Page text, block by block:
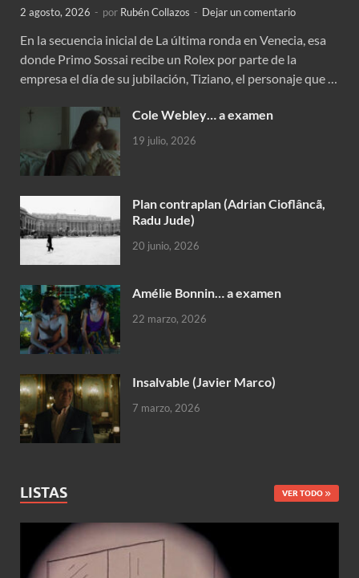
2 agosto, 2026 - por Rubén Collazos - Dejar un comentario
En la secuencia inicial de La última ronda en Venecia, esa
donde Primo Sossai recibe un Rolex por parte de la
empresa el día de su jubilación, Tiziano, el personaje que …
Cole Webley… a examen
19 julio, 2026
Plan contraplan (Adrian Cioflâncã,
Radu Jude)
20 junio, 2026
Amélie Bonnin… a examen
22 marzo, 2026
Insalvable (Javier Marco)
7 marzo, 2026
LISTAS VER TODO